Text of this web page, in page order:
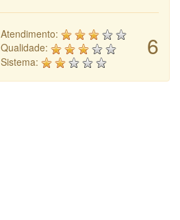
6
Atendimento:
Qualidade:
Sistema: